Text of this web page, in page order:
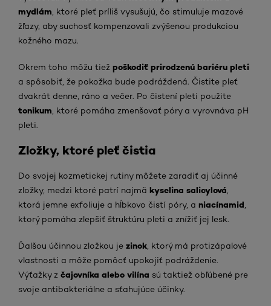
mydlám , ktoré pleť príliš vysušujú, čo stimuluje mazové
žľazy, aby suchosť kompenzovali zvýšenou produkciou
kožného mazu.
Okrem toho môžu tiež poškodiť prirodzenú bariéru pleti
a spôsobiť, že pokožka bude podráždená. Čistite pleť
dvakrát denne, ráno a večer. Po čistení pleti použite
tonikum , ktoré pomáha zmenšovať póry a vyrovnáva pH
pleti.
Zložky, ktoré pleť čistia
Do svojej kozmetickej rutiny môžete zaradiť aj účinné
zložky, medzi ktoré patrí najmä kyselina salicylová
ktorá jemne exfoliuje a hĺbkovo čistí póry, a niacínamid
ktorý pomáha zlepšiť štruktúru pleti a znížiť jej lesk.
Ďalšou účinnou zložkou je zinok , ktorý má protizápalové
vlastnosti a môže pomôcť upokojiť podráždenie.
Výťažky z čajovníka alebo vilína sú taktiež obľúbené pre
svoje antibakteriálne a sťahujúce účinky.